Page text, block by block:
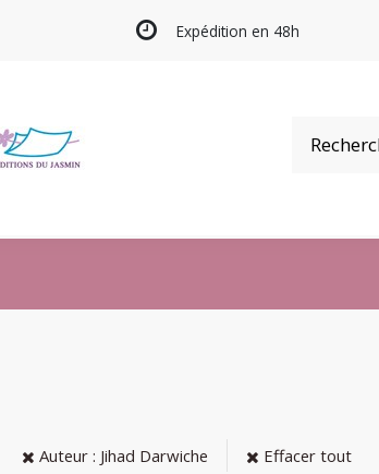
Expédition en 48h
Auteur : Jihad Darwiche Effacer tout